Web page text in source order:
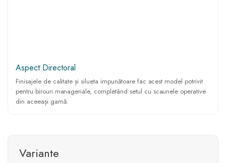
Aspect Directoral
Finisajele de calitate și silueta impunătoare fac acest model potrivit
pentru birouri manageriale, completând setul cu scaunele operative
din aceeași gamă.
Variante